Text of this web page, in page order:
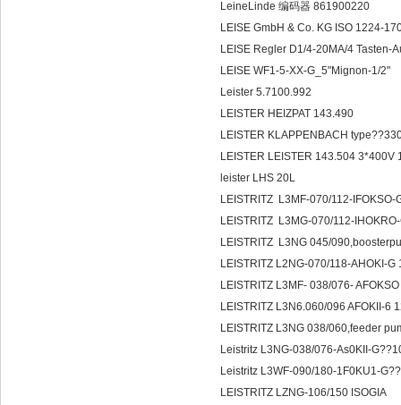
LeineLinde 编码器 861900220
LEISE GmbH & Co. KG ISO 1224-
LEISE Regler D1/4-20MA/4 Tasten-
LEISE WF1-5-XX-G_5"Mignon-1/2"
Leister 5.7100.992
LEISTER HEIZPAT 143.490
LEISTER KLAPPENBACH
LEISTER LEISTER 143.504
leister LHS 20L
LEISTRITZ L3MF-070/112-
LEISTRITZ L3MG-070/112-
LEISTRITZ L3NG 045/
LEISTRITZ L2NG-070/118-AHOKI-
LEISTRITZ L3MF- 038/076-
LEISTRITZ L3N6.060/096 AFOKII-6
LEISTRITZ L3NG 038/060,feeder
Leistritz L3NG-038/076-As0KII-
Leistritz L3WF-090/180-1F0KU1-
LEISTRITZ LZNG-106/150 ISOGIA